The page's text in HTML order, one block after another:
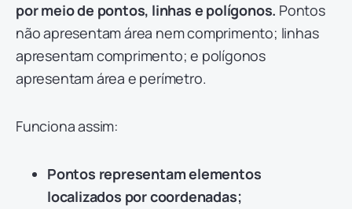
por meio de pontos, linhas e polígonos. Pontos
não apresentam área nem comprimento; linhas
apresentam comprimento; e polígonos
apresentam área e perímetro.
Funciona assim:
Pontos representam elementos
localizados por coordenadas;